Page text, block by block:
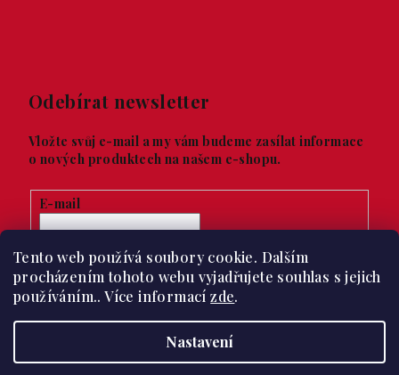
Tento web používá soubory cookie. Dalším
procházením tohoto webu vyjadřujete souhlas s jejich
používáním.. Více informacízde.
Nastavení
Odebírat newsletter
Vložte svůj e-mail a my vám budeme zasílat informace
o nových produktech na našem e-shopu.
E-mail
osobních údajů